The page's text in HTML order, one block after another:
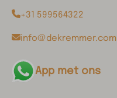
+31 599564322
info@dekremmer.com
App met ons